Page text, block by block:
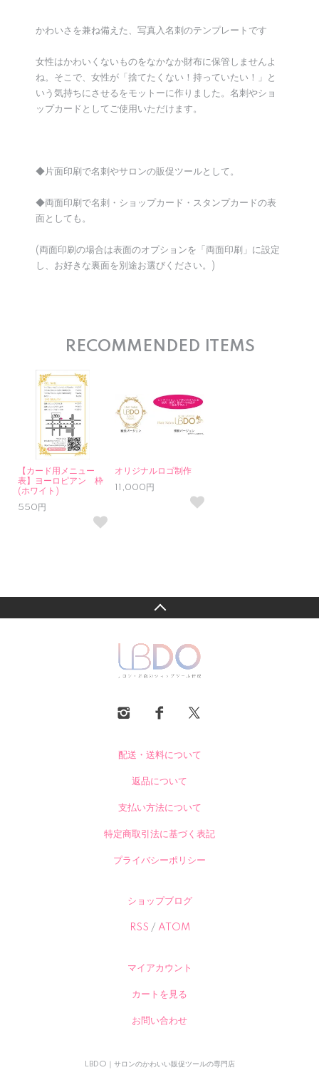
かわいさを兼ね備えた、写真入名刺のテンプレートです
女性はかわいくないものをなかなか財布に保管しませんよ
ね。そこで、女性が「捨てたくない！持っていたい！」と
いう気持ちにさせるをモットーに作りました。名刺やショ
ップカードとしてご使用いただけます。
◆片面印刷で名刺やサロンの販促ツールとして。
◆両面印刷で名刺・ショップカード・スタンプカードの表
面としても。
(両面印刷の場合は表面のオプションを「両面印刷」に設定
し、お好きな裏面を別途お選びください。)
RECOMMENDED ITEMS
【カード用メニュー
表】ヨーロピアン 枠
(ホワイト)
550円
オリジナルロゴ制作
11,000円
配送・送料について
返品について
支払い方法について
特定商取引法に基づく表記
プライバシーポリシー
ショップブログ
RSS / ATOM
マイアカウント
カートを見る
お問い合わせ
LBDO｜サロンのかわいい販促ツールの専門店